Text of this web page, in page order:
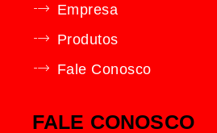
Empresa
Produtos
Fale Conosco
FALE CONOSCO